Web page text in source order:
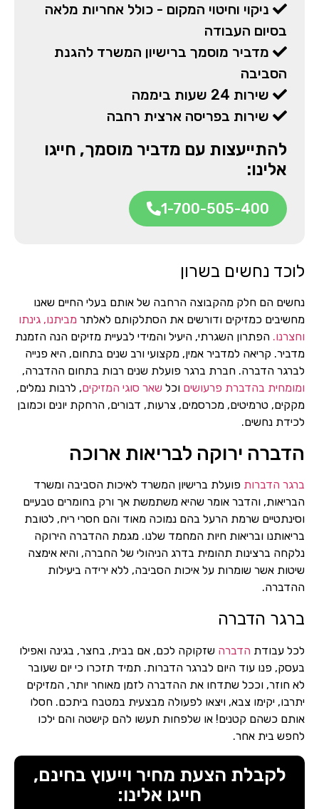
ניקוי וחיטוי המקום - כולל אחריות מלאה
בסיום העבודה
מדביר מוסמך ברישיון המשרד להגנת
הסביבה
שירות 24 שעות ביממה
שירות בפריסה ארצית רחבה
להתייעצות עם מדביר מוסמך, חייגו
אלינו:
1-700-505-400
לוכד נחשים בשרון
נחשים הם חלק מהקבוצה הרחבה של אותם בעלי החיים שאנו
מחשיבים כמזיקים ודורשים את הסתלקותם לאלתר מביתנו, גינתו
וחצרנו. הפתרון השגרתי, היעיל והמידי לבעיית מזיקים הנה הזמנת
מדביר. קריאה למדביר אמין, מקצועי ורב שנים בתחום, היא פנייה
לברגר הדברה. חברת ברגר פועלת שנים רבות בתחום ההדברה,
ומומחית בהדברת פרעושים וכל שאר סוגי המזיקים, לרבות נמלים,
מקקים, טרמיטים, מכרסמים, צרעות, דבורים, הרחקת יונים וכמובן
לכידת נחשים.
הדברה ירוקה לבריאות ארוכה
ברגר הדברות פועלת ברישיון המשרד לאיכות הסביבה ומשרד
הבריאות, והדבר אומר שהיא משתמשת אך ורק בחומרים טבעיים
וסינתטיים שרמת הרעל בהם נמוכה מאוד והם חסרי ריח, לטובת
בריאותנו ובריאות חיות המחמד שלנו. מגמת ההדברה הירוקה
נלקחה ברצינות תהומית בדרג הניהולי של החברה, והיא אימצה
שיטות אשר שומרות על איכות הסביבה, ללא ירידה ביעילות
ההדברה.
ברגר הדברה
לכל עבודת הדברה שזקוקה לכם, אם בבית, בחצר, בגינה ואפילו
בעסק, פנו עוד היום לברגר הדברות. תמיד תזכרו כי יום שעובר
לא חוזר, וככל שתדחו את ההדברה לזמן מאוחר יותר, המזיקים
יתרבו, יקימו צבא, ויצאו לפעולה מבצעית במטבח ביתכם. חסלו
אותם כשהם קטנים! או שלפחות תעשו להם קישטה והם ילכו
לחפש בית אחר.
לקבלת הצעת מחיר וייעוץ בחינם,
חייגו אלינו: